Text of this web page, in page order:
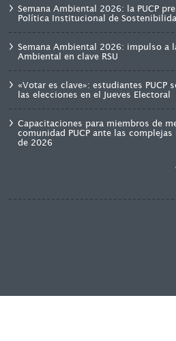
Semana Ambiental 2026: la PUCP
Política Institucional de
Semana Ambiental 2026: impulso a
Ambiental en clave RSU
«Votar es clave»: estudiantes PUCP
las elecciones en el Jueves Electoral
Capacitaciones para miembros de
comunidad PUCP ante las complejas
de 2026